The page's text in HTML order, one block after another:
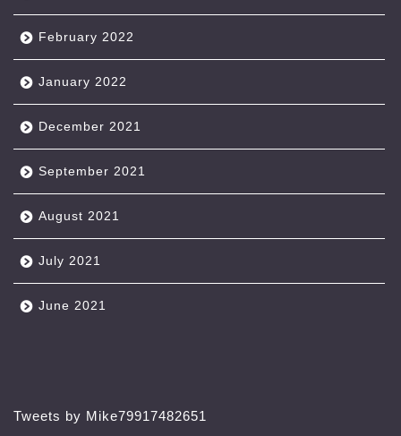
February 2022
January 2022
December 2021
September 2021
August 2021
July 2021
June 2021
Tweets by Mike79917482651